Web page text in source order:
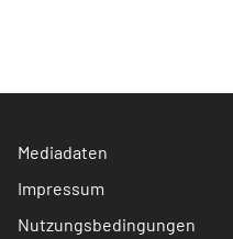
Mediadaten
Impressum
Nutzungsbedingungen